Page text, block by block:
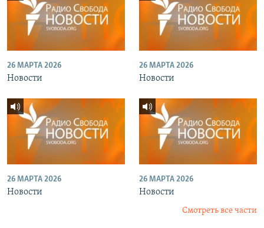
26 МАРТА 2026
Новости
26 МАРТА 2026
Новости
26 МАРТА 2026
Новости
26 МАРТА 2026
Новости
Смотреть все части